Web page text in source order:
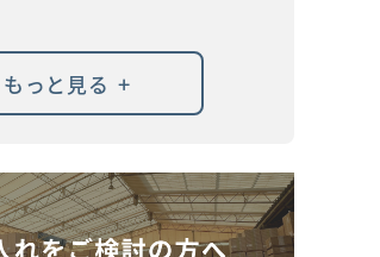
もっと見る +